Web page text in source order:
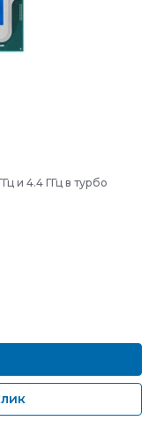
и 4.4 ГГц в турбо